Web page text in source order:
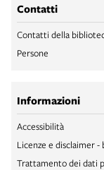
Contatti
Contatti della
Persone
Informazioni
Accessibilità
Licenze e disclaimer -
Trattamento dei dati